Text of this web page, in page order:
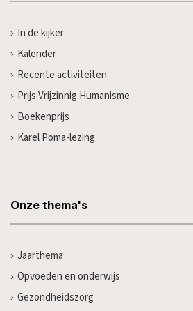
In de kijker
Kalender
Recente activiteiten
Prijs Vrijzinnig Humanisme
Boekenprijs
Karel Poma-lezing
Onze thema's
Jaarthema
Opvoeden en onderwijs
Gezondheidszorg